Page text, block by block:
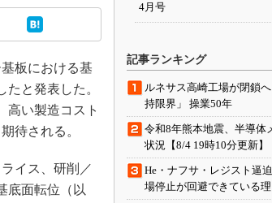
板における基
と発表した。
高い製造コスト
待される。
イス、研削／
底面転位（以
4月号
記事ランキング
ルネサス高崎工場が閉鎖
持限界」 操業50年
令和8年熊本地震、半導体
状況【8/4 19時10分更新】
He・ナフサ・レジスト
場停止が回避できている